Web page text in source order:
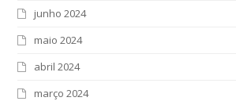
junho 2024
maio 2024
abril 2024
março 2024